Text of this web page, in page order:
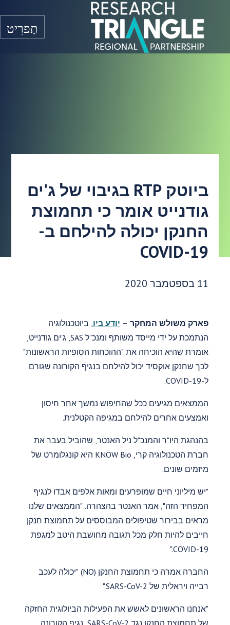
תַפרִיט
ביוטק RTP בגיבוי של ג'ים
גודנייט אומר כי תחמוצת
החנקן יכולה להילחם ב-
COVID-19
תאריך פרסום:
11 בספטמבר 2020
פארק משולש המחקר – יודע ביו , ביוטכנולוגיה
הנתמכת על ידי מייסד משותף ומנכ"ל SAS, ג'ים גודנייט,
אומרת שהיא הוכיחה את "ההוכחות הסופיות הראשונות"
לכך שחנקן אוקסיד יכול להילחם בנגיף הקורונה שגורם
ל-COVID-19.
הממצאים מגיעים ככל שהחיפוש נמשך אחר חיסון
ואמצעים אחרים להילחם במגיפה הקטלנית.
בהנהגת היו"ר והמנכ"ל ניל האנטר, שהוביל בעבר את
חברת הטכנולוגיה קרי, KNOW Bio היא קונגלומרט של
מיזמים שונים.
"יש מיליוני חיים שמופרעים ומאות אלפים אבדו לנגיף
המפחיד הזה", אמר האנטר בהצהרה. "הממצאים שלנו
מראים בבירור שטיפולים המבוססים על תחמוצת חנקן
חייבים להיות חלק מכל תגובה מחושבת היטב למגפת
COVID-19."
החברה אמרה כי תחמוצת החנקן (NO) "יכולה לעכב
רבייה ויראלית של SARS-CoV-2."
"אנחנו הראשונים לאשש את הפעילות הביולוגית החזקה
של תחמוצת החנקן נגד SARS-CoV-2, נגיף הקורונה